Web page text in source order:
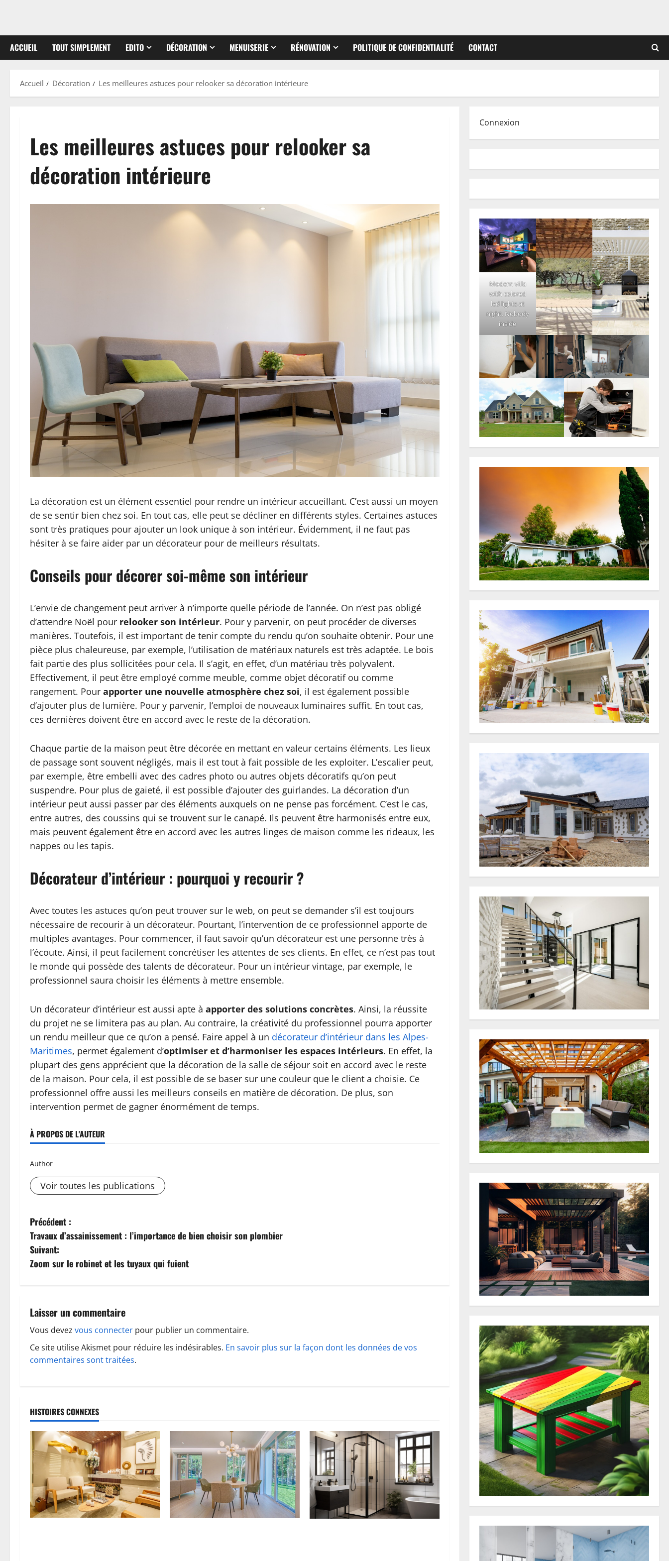
ACCUEIL TOUT SIMPLEMENT EDITO DÉCORATION MENUISERIE RÉNOVATION POLITIQUE DE CONFIDENTIALITÉ CONTACT
Accueil Décoration Les meilleures astuces pour relooker sa décoration intérieure
Les meilleures astuces pour relooker sa
décoration intérieure
La décoration est un élément essentiel pour rendre un intérieur accueillant. C’est aussi un moyen
de se sentir bien chez soi. En tout cas, elle peut se décliner en différents styles. Certaines astuces
sont très pratiques pour ajouter un look unique à son intérieur. Évidemment, il ne faut pas
hésiter à se faire aider par un décorateur pour de meilleurs résultats.
Conseils pour décorer soi-même son intérieur
L’envie de changement peut arriver à n’importe quelle période de l’année. On n’est pas obligé
d’attendre Noël pour relooker son intérieur. Pour y parvenir, on peut procéder de diverses
manières. Toutefois, il est important de tenir compte du rendu qu’on souhaite obtenir. Pour une
pièce plus chaleureuse, par exemple, l’utilisation de matériaux naturels est très adaptée. Le bois
fait partie des plus sollicitées pour cela. Il s’agit, en effet, d’un matériau très polyvalent.
Effectivement, il peut être employé comme meuble, comme objet décoratif ou comme
rangement. Pour apporter une nouvelle atmosphère chez soi, il est également possible
d’ajouter plus de lumière. Pour y parvenir, l’emploi de nouveaux luminaires suffit. En tout cas,
ces dernières doivent être en accord avec le reste de la décoration.
Chaque partie de la maison peut être décorée en mettant en valeur certains éléments. Les lieux
de passage sont souvent négligés, mais il est tout à fait possible de les exploiter. L’escalier peut,
par exemple, être embelli avec des cadres photo ou autres objets décoratifs qu’on peut
suspendre. Pour plus de gaieté, il est possible d’ajouter des guirlandes. La décoration d’un
intérieur peut aussi passer par des éléments auxquels on ne pense pas forcément. C’est le cas,
entre autres, des coussins qui se trouvent sur le canapé. Ils peuvent être harmonisés entre eux,
mais peuvent également être en accord avec les autres linges de maison comme les rideaux, les
nappes ou les tapis.
Décorateur d’intérieur : pourquoi y recourir ?
Avec toutes les astuces qu’on peut trouver sur le web, on peut se demander s’il est toujours
nécessaire de recourir à un décorateur. Pourtant, l’intervention de ce professionnel apporte de
multiples avantages. Pour commencer, il faut savoir qu’un décorateur est une personne très à
l’écoute. Ainsi, il peut facilement concrétiser les attentes de ses clients. En effet, ce n’est pas tout
le monde qui possède des talents de décorateur. Pour un intérieur vintage, par exemple, le
professionnel saura choisir les éléments à mettre ensemble.
Un décorateur d’intérieur est aussi apte à apporter des solutions concrètes. Ainsi, la réussite
du projet ne se limitera pas au plan. Au contraire, la créativité du professionnel pourra apporter
un rendu meilleur que ce qu’on a pensé. Faire appel à un décorateur d’intérieur dans les Alpes-
Maritimes, permet également d’optimiser et d’harmoniser les espaces intérieurs. En effet, la
plupart des gens apprécient que la décoration de la salle de séjour soit en accord avec le reste
de la maison. Pour cela, il est possible de se baser sur une couleur que le client a choisie. Ce
professionnel offre aussi les meilleurs conseils en matière de décoration. De plus, son
intervention permet de gagner énormément de temps.
À PROPOS DE L'AUTEUR
Author
Voir toutes les publications
N
a
v
g
a
t
n
d
’
a
r
t
Précédent :
Travaux d’assainissement : l’importance de bien choisir son plombier
Suivant:
Zoom sur le robinet et les tuyaux qui fuient
Laisser un commentaire
Vous devez vous connecter pour publier un commentaire.
Ce site utilise Akismet pour réduire les indésirables. En savoir plus sur la façon dont les données de vos
commentaires sont traitées.
HISTOIRES CONNEXES
Connexion
Modern villa
with colored
led lights at
night. Nobody
inside